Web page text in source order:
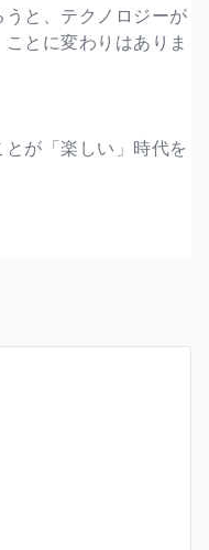
と、テクノロジーが
とに変わりはありま
が「楽しい」時代を